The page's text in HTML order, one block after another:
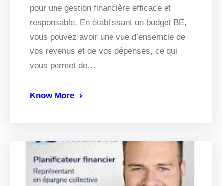
pour une gestion financière efficace et
responsable. En établissant un budget BE,
vous pouvez avoir une vue d’ensemble de
vos revenus et de vos dépenses, ce qui
vous permet de…
Know More